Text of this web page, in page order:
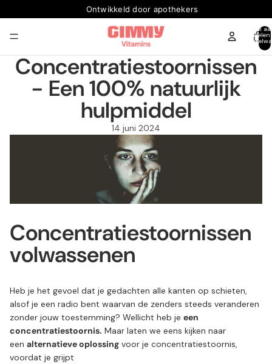
Ontwikkeld door apothekers
Geen verzendkosten vanaf €15 🚚
Totaal
Concentratiestoornissen
- Een 100% natuurlijk
hulpmiddel
14 juni 2024
Concentratiestoornissen
volwassenen
Heb je het gevoel dat je gedachten alle kanten op schieten,
alsof je een radio bent waarvan de zenders steeds veranderen
zonder jouw toestemming? Wellicht heb je een
concentratiestoornis. Maar laten we eens kijken naar
een alternatieve oplossing voor je concentratiestoornis,
voordat je grijpt